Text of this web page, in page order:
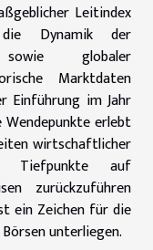
Leitindex
Dynamik der
globaler
Marktdaten
Einführung im Jahr
Wendepunkte erlebt
wirtschaftlicher
Tiefpunkte auf
zurückzuführen
ein Zeichen für die
unterliegen.